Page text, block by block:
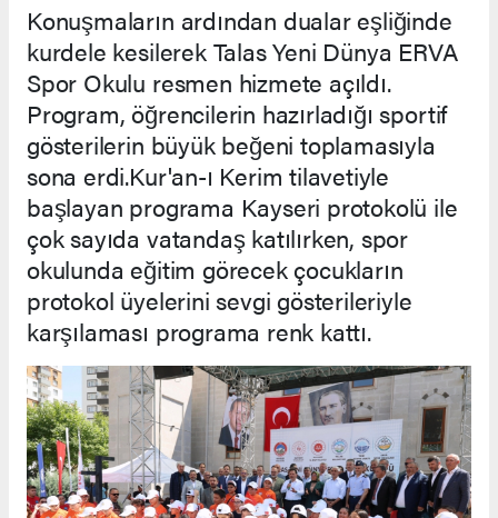
Konuşmaların ardından dualar eşliğinde
kurdele kesilerek Talas Yeni Dünya ERVA
Spor Okulu resmen hizmete açıldı.
Program, öğrencilerin hazırladığı sportif
gösterilerin büyük beğeni toplamasıyla
sona erdi.Kur'an-ı Kerim tilavetiyle
başlayan programa Kayseri protokolü ile
çok sayıda vatandaş katılırken, spor
okulunda eğitim görecek çocukların
protokol üyelerini sevgi gösterileriyle
karşılaması programa renk kattı.